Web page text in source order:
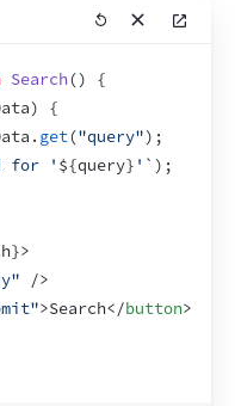
Search()
{
)
{
. get("query") ;
for ' ${query} '` ) ;
}>
/>
>Search</button>